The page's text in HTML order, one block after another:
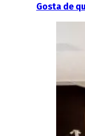
Gosta de